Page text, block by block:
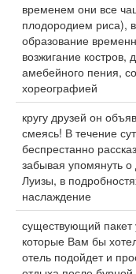
временем они все
плодородием риса),
образование
возжигание костров,
амебейного пения,
хореографией
кругу друзей он
смеясь! В течение
беспрестанно
забывая упомянуть
Луизы, в
наслаждение
существующий пакет
которые Вам бы
отель подойдет и